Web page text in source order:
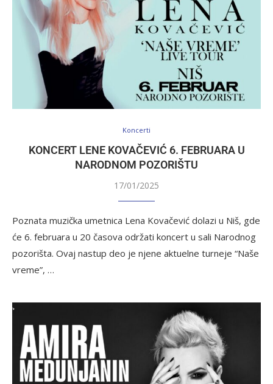
Koncerti
KONCERT LENE KOVAČEVIĆ 6. FEBRUARA U
NARODNOM POZORIŠTU
17/01/2025
Poznata muzička umetnica Lena Kovačević dolazi u Niš, gde
će 6. februara u 20 časova održati koncert u sali Narodnog
pozorišta. Ovaj nastup deo je njene aktuelne turneje “Naše
vreme”, …